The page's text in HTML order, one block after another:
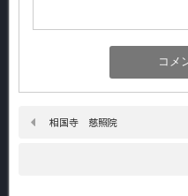
相国寺 慈照院